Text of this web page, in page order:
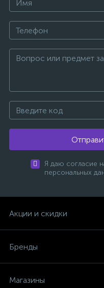
Я даю согласие
персональных
Акции и скидки
Бренды
Магазины